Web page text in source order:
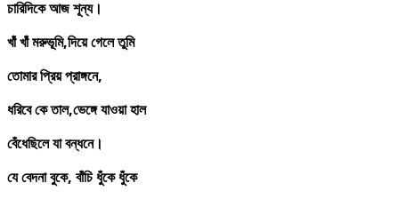
চারিদিকেআজশূন্য।
খাঁখাঁমরুভূমি,দিয়েগেলেতুমি
তোমারপ্রিয়প্রাঙ্গনে,
ধরিবেকেতাল,ভেঙ্গেযাওয়াহাল
বেঁধেছিলেযাবন্ধনে।
যেবেদনাবুকে, বাঁচিধুঁকেধুঁকে